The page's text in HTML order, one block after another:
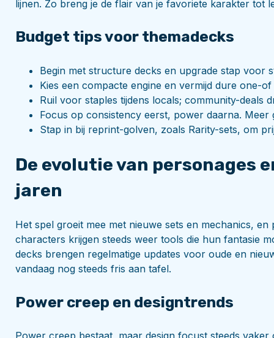
lijnen. Zo breng je de flair van je favoriete karakter tot
Budget tips voor themadecks
Begin met structure decks en upgrade stap voor
Kies een compacte engine en vermijd dure one-
Ruil voor staples tijdens locals; community-deals
Focus op consistency eerst, power daarna. Meer
Stap in bij reprint-golven, zoals Rarity-sets, om
De evolutie van personages
jaren
Het spel groeit mee met nieuwe sets en mechanics,
characters krijgen steeds weer tools die hun fantasie
decks brengen regelmatige updates voor oude en
vandaag nog steeds fris aan tafel.
Power creep en designtrends